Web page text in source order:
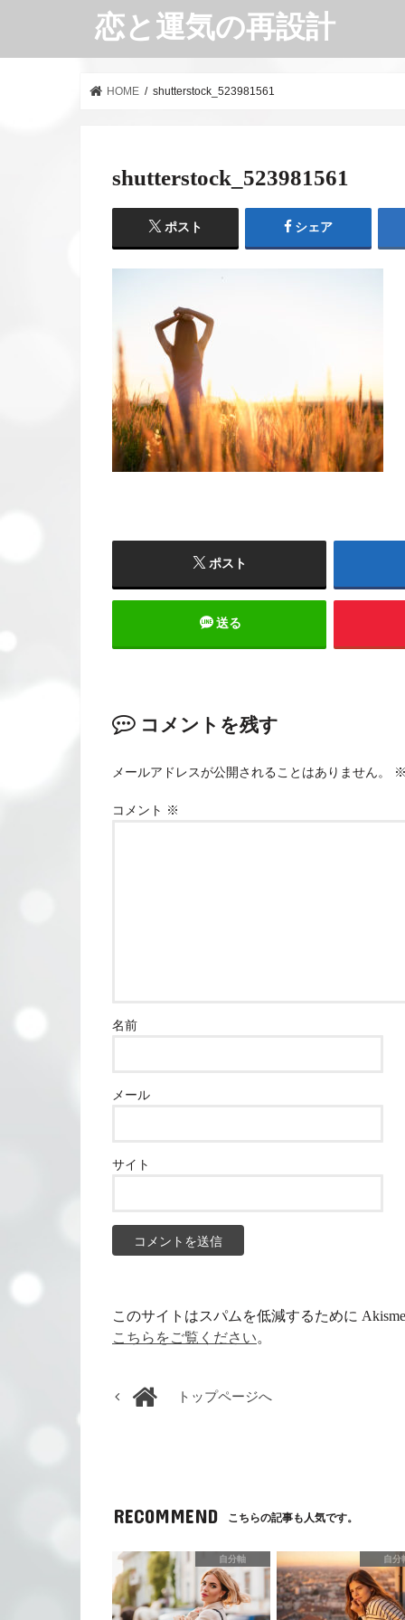
恋と運気の再設計
HOME shutterstock_523981561
shutterstock_523981561
ポスト シェア
ポスト
送る
コメントを残す
メールアドレスが公開されることはありません。
コメント ※
名前
メール
サイト
このサイトはスパムを低減するために
こちらをご覧ください。
トップページへ
RECOMMEND こちらの記事も人気です。
自分軸 自分